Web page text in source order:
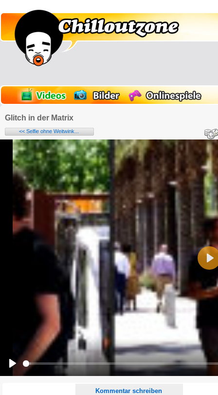
Glitch in der Matrix
<< Selfie ohne Weitwink...
Kommentar schreiben
Alle HTML-Tags außer <br>, <strike> und <i> werden aus Deinem Kommentar entfernt.
URLs werden automatisch umgewandelt. Bitte verwende "www." oder "http://" in URLs
Ich möchte eine E-Mail, wenn zu meinem Kommentar Antworten erscheinen.
Ich möchte eine E-Mail, wenn auf dieser Seite weitere Kommentare erscheinen.